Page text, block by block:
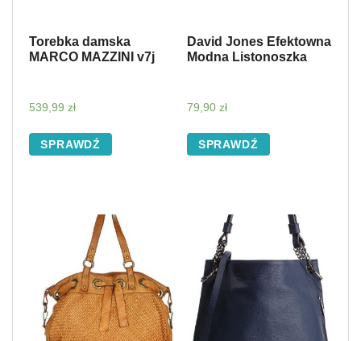
Torebka damska
MARCO MAZZINI v7j
539,99 zł
SPRAWDŹ
David Jones Efektowna
Modna Listonoszka
79,90 zł
SPRAWDŹ